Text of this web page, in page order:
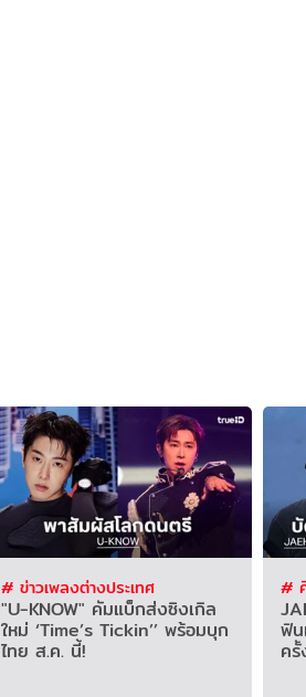
# ข่าวเพลงต่างประเทศ
"U-KNOW" คัมแบ็กส่งซิงเกิล
ใหม่ ‘Time’s Tickin’’ พร้อมบุก
ไทย ส.ค. นี้!
#
ฟิน
ครั้